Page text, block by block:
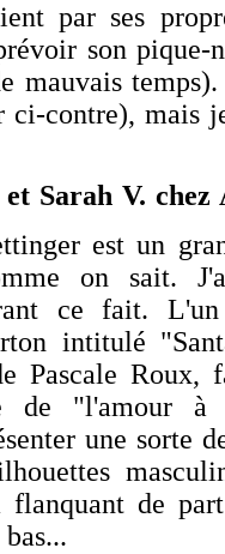
par ses
son
mauvais
ci-contre), mais
et Sarah V.
est un
on sait.
ce fait.
intitulé
Pascale Roux,
de "l'amour à
une sorte
flanquant de